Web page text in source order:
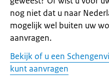
nog niet dat u naar
mogelijk wel buiten uw
aanvragen.
Bekijk of u een
kunt aanvragen